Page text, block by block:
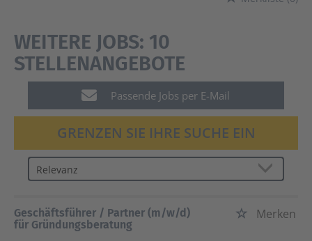
WEITERE JOBS: 10
STELLENANGEBOTE
Passende Jobs per E-Mail
GRENZEN SIE IHRE SUCHE EIN
Geschäftsführer / Partner (m/w/d)
für Gründungsberatung
Merken